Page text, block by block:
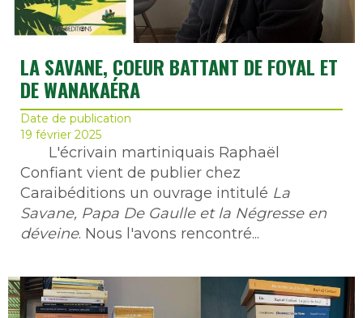
LA SAVANE, COEUR BATTANT DE FOYAL ET
DE WANAKAÉRA
Date de publication
19 février 2025
L'écrivain martiniquais Raphaël
Confiant vient de publier chez
Caraibéditions un ouvrage intitulé La
Savane, Papa De Gaulle et la Négresse en
déveine. Nous l'avons rencontré...